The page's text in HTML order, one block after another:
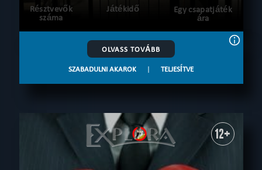
Résztvevők
száma
Játékidő
Egy csapatjáték
ára
OLVASS TOVÁBB
SZABADULNI AKAROK | TELJESÍTVE
12+